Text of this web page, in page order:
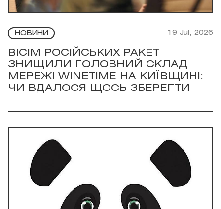
НОВИНИ 19 Jul, 2026
ВІСІМ РОСІЙСЬКИХ РАКЕТ
ЗНИЩИЛИ ГОЛОВНИЙ СКЛАД
МЕРЕЖІ WINETIME НА КИЇВЩИНІ:
ЧИ ВДАЛОСЯ ЩОСЬ ЗБЕРЕГТИ